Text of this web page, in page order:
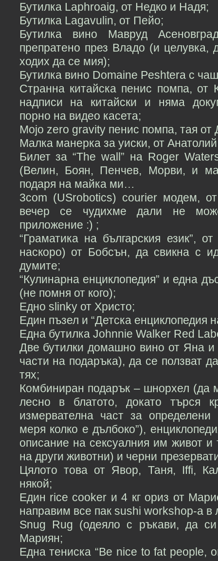
Бутилка Laphroaig, от Недко и Надя;
Бутилка Lagavulin, от Пейо;
Бутилка вино Мавруд
препратено през Владо (и целувка,
ходих да се мия);
Бутилка вино Domaine Peshtera с
Странна китайска пенис помпа, от
надписи на китайски и няма
порно на видео касета;
Mojo zero gravity пенис помпа, тая от
Малка манерка за уиски, от
Билет за “The wall” на Roger
(Велин, Боян, Пенчев, Морви, и
подаря на майка ми…
3com (USrobotics) courier модем,
вечер се чудихме дали не
приложение :) ;
“Граматика на българския език”,
наскоро) от Бобсън, да свикна с
думите;
“Кулинарна енциклопедия” и една
(не помня от кого);
Едно slinky от Христо;
Един пъзел и “Детска енциклопедия
Една бутилка Johnnie Walker Red
Две бутилки домашно вино от Яна
части на подаръка), да се ползват
тях;
Комбиниран подарък – шнорхел (да
лесно в блатото, докато търся
измервателна част за
меря колко е дълбоко”),
описание на сексуалния им живот
на други животни) и черни
Цялото това от Явор, Таня, Iffi,
някой;
Един rice cooker и 4 кг ориз от
направим все пак sushi workshop-а в
Snug Rug (одеяло с ръкави, да
Мариян;
Една тениска “Be nice to fat people,